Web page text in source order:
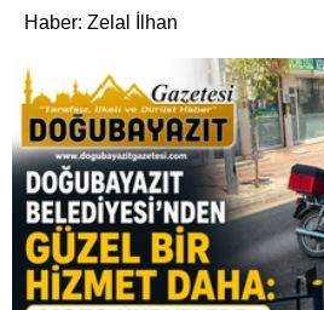
Haber: Zelal İlhan